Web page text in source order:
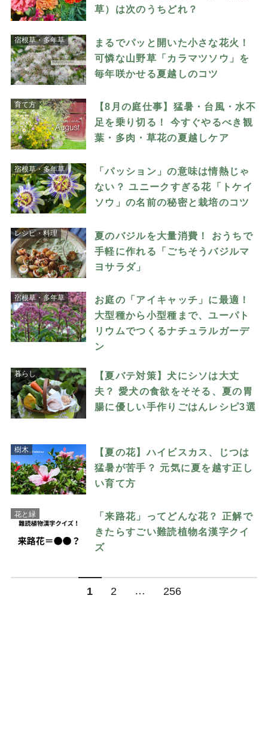
草）は次のうちどれ？
宿根草・多年草
まるでパッと開いた小さな花火！
可憐な山野草「カラマツソウ」を
毎年咲かせる夏越しのコツ
育て方
【8月の庭仕事】猛暑・台風・水不
足を乗り切る！ 今すぐやるべき観
葉・多肉・草花の夏越しケア
宿根草・多年草
「パッション」の意味は情熱じゃ
ない？ ユニークすぎる花「トケイ
ソウ」の名前の秘密と栽培のコツ
レシピ・料理
夏のバジルを大量消費！ おうちで
手軽に作れる「ごちそうバジルマ
ヨサラダ」
宿根草・多年草
お庭の「アイキャッチ」に最適！
大型種から小型種まで、ユーパト
リウムでつくるナチュラルガーデ
ン
暮らし
【夏バテ対策】犬にシソは大丈
夫？ 愛犬の食欲をそそる、夏の胃
腸に優しい手作りごはんレシピ3選
樹木
【夏の花】ハイビスカス、じつは
猛暑が苦手？ 元気に夏を越す正し
い育て方
花と緑
「来路花」ってどんな花？ 正解で
きたらすごい難読植物名漢字クイ
ズ
1 2 … 256